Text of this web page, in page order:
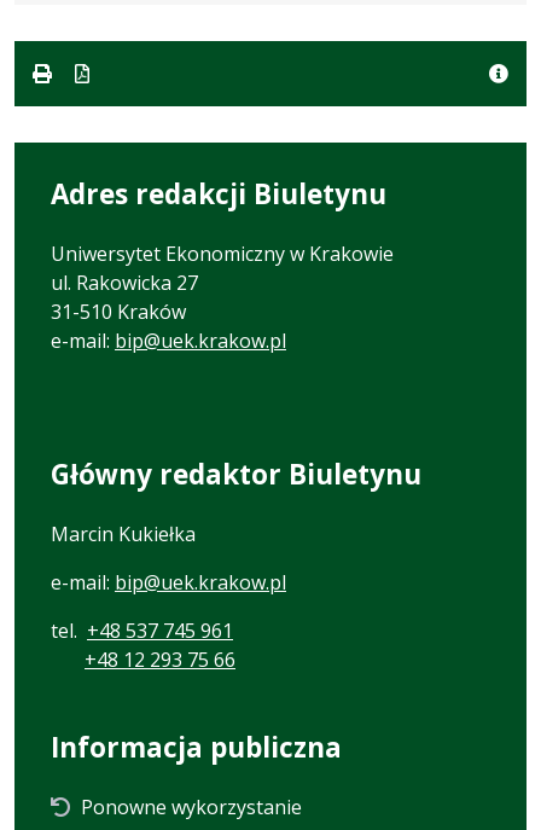
formacie:
36
Adres redakcji Biuletynu
Uniwersytet Ekonomiczny w Krakowie
ul. Rakowicka 27
31-510 Kraków
e-mail: bip@uek.krakow.pl
Główny redaktor Biuletynu
Marcin Kukiełka
e-mail: bip@uek.krakow.pl
tel. +48 537 745 961
+48 12 293 75 66
Informacja publiczna
Ponowne wykorzystanie